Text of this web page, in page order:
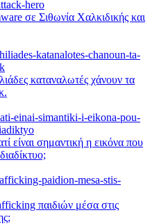
σε Σιθωνία Χαλκιδικής και
καταναλωτές χάνουν τα
είναι σημαντική η εικόνα που
παιδιών μέσα στις